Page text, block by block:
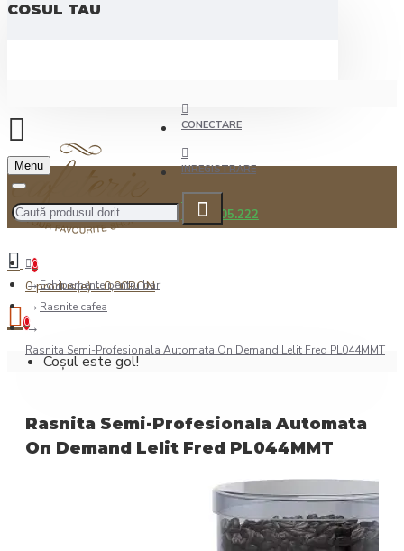
COSUL TAU
CONECTARE
INREGISTRARE
0722.505.222
Menu
0
0 produs(e) - 0,00RON
0
Coșul este gol!
Echipamente pentru bar
Rasnite cafea
Rasnita Semi-Profesionala Automata On Demand Lelit Fred PL044MMT
Rasnita Semi-Profesionala Automata
On Demand Lelit Fred PL044MMT